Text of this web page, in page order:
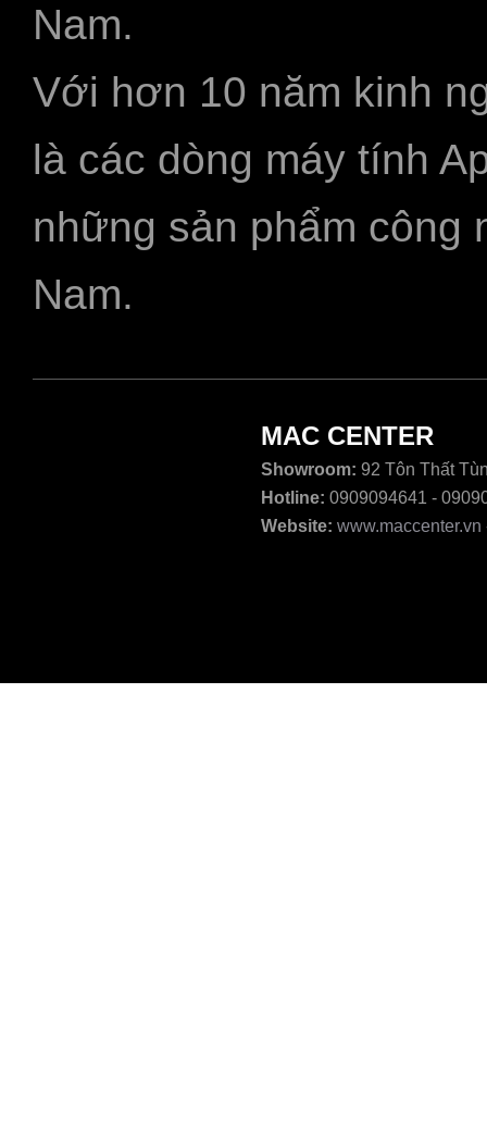
Nam.
Với hơn 10 năm kinh
là các dòng máy tính
những sản phẩm công
Nam.
MAC CENTER
Showroom: 92 Tôn Thất
Hotline: 0909094641 -
Website: www.maccenter.vn